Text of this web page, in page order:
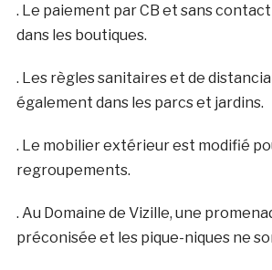
. Le paiement par CB et sans
dans les boutiques.
. Les règles sanitaires et de
également dans les parcs et jardins.
. Le mobilier extérieur est modifié
regroupements.
. Au Domaine de Vizille, une
préconisée et les pique-niques ne